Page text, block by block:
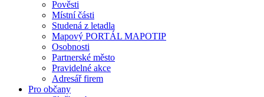
Pověsti
Místní části
Studená z letadla
Mapový PORTÁL MAPOTIP
Osobnosti
Partnerské město
Pravidelné akce
Adresář firem
Pro občany